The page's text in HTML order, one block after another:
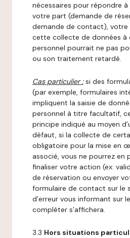
nécessaires pour répondre
votre part (demande de
demande de contact), votre
cette collecte de données à
personnel pourrait ne pas
ou son traitement retardé.
Cas particulier : si des
(par exemple, formulaires
impliquent la saisie de
personnel à titre facultatif,
principe indiqué au moyen
défaut, si la collecte de
obligatoire pour la mise en
associé, vous ne pourrez en
finaliser votre action (ex:
de réservation ou envoyer
formulaire de contact sur le
d’erreur vous informant sur
compléter s’affichera.
3.3 Hors situations